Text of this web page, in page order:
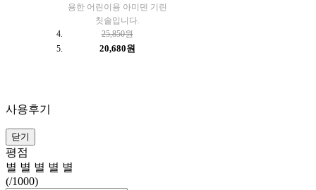
용한 어린이용 아미덴 기린
칫솔입니다.
25,850원
20,680원
사용후기
닫기
평점
별 별 별 별 별
(/1000)